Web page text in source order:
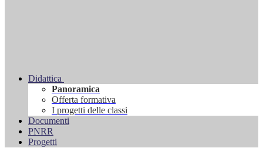
Didattica
Panoramica
Offerta formativa
I progetti delle classi
Documenti
PNRR
Progetti